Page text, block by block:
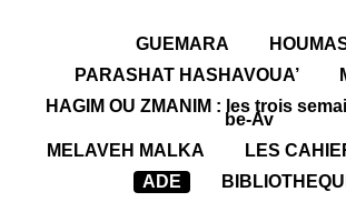
GUEMARA
PARASHAT HASHAVOUA’
HAGIM OU ZMANIM : les trois
be-Av
MELAVEH MALKA
LES
ADE